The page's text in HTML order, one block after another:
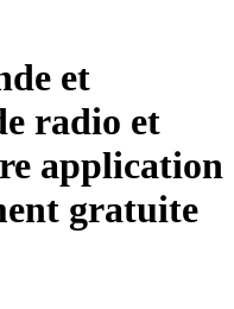
et
radio et
application
gratuite